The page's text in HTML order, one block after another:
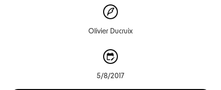
Olivier Ducruix
5/8/2017